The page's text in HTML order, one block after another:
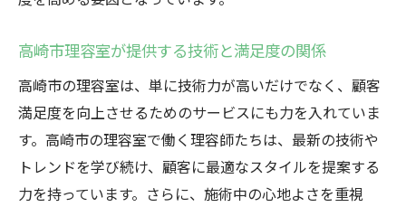
高崎市理容室が提供する技術と満足度の関係
高崎市の理容室は、単に技術力が高いだけでなく、顧客
満足度を向上させるためのサービスにも力を入れていま
す。高崎市の理容室で働く理容師たちは、最新の技術や
トレンドを学び続け、顧客に最適なスタイルを提案する
力を持っています。さらに、施術中の心地よさを重視